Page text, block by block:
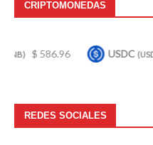
CRIPTOMONEDAS
USDC(USDC) $
REDES SOCIALES